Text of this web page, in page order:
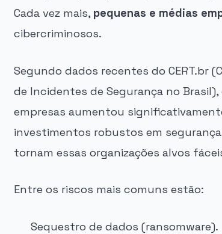
Cada vez mais, pequenas e médias
cibercriminosos.
Segundo dados recentes do CERT.br
de Incidentes de Segurança no
empresas aumentou
investimentos robustos em
tornam essas organizações alvos
Entre os riscos mais comuns estão:
Sequestro de dados (ransomware).